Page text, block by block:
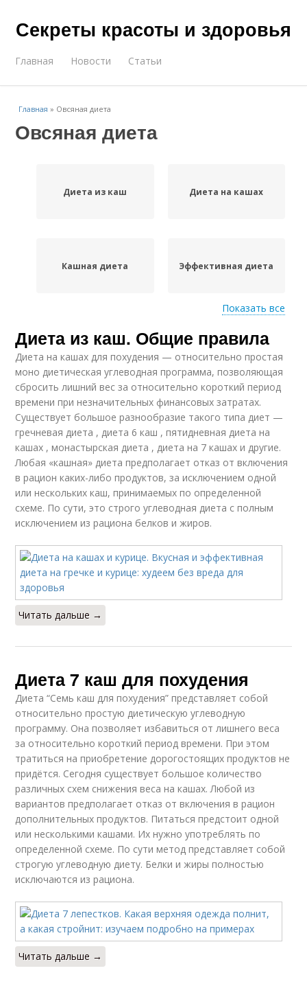
Секреты красоты и здоровья
Главная Новости Статьи
Главная » Овсяная диета
Овсяная диета
Диета из каш Диета на кашах
Кашная диета Эффективная диета
Диета на гречке Диеты на гречке
Диета от мэри
Десятидневная
диета
Диеты на кашах Рецепты для диеты
Показать все
Диета из каш. Общие правила
Диета на кашах для похудения — относительно простая
моно диетическая углеводная программа, позволяющая
сбросить лишний вес за относительно короткий период
времени при незначительных финансовых затратах.
Существует большое разнообразие такого типа диет —
гречневая диета , диета 6 каш , пятидневная диета на
кашах , монастырская диета , диета на 7 кашах и другие.
Любая «кашная» диета предполагает отказ от включения
в рацион каких-либо продуктов, за исключением одной
или нескольких каш, принимаемых по определенной
схеме. По сути, это строго углеводная диета с полным
исключением из рациона белков и жиров.
Читать дальше →
Диета 7 каш для похудения
Диета “Семь каш для похудения” представляет собой
относительно простую диетическую углеводную
программу. Она позволяет избавиться от лишнего веса
за относительно короткий период времени. При этом
тратиться на приобретение дорогостоящих продуктов не
придётся. Сегодня существует большое количество
различных схем снижения веса на кашах. Любой из
вариантов предполагает отказ от включения в рацион
дополнительных продуктов. Питаться предстоит одной
или несколькими кашами. Их нужно употреблять по
определенной схеме. По сути метод представляет собой
строгую углеводную диету. Белки и жиры полностью
исключаются из рациона.
Читать дальше →